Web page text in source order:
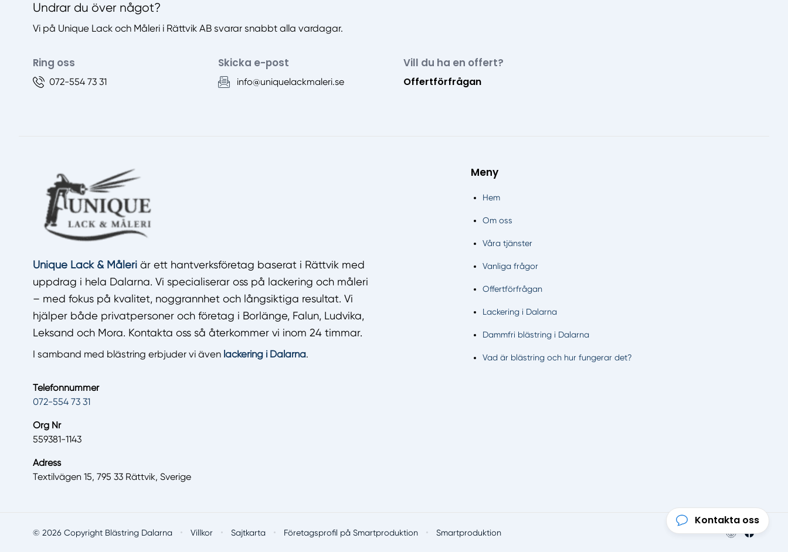
Undrar du över något?
Vi på Unique Lack och Måleri i Rättvik AB svarar snabbt alla vardagar.
Ring oss
072-554 73 31
Skicka e-post
info@uniquelackmaleri.se
Vill du ha en offert?
Offertförfrågan
Unique Lack & Måleri är ett hantverksföretag baserat i Rättvik med
uppdrag i hela Dalarna. Vi specialiserar oss på lackering och måleri
– med fokus på kvalitet, noggrannhet och långsiktiga resultat. Vi
hjälper både privatpersoner och företag i Borlänge, Falun, Ludvika,
Leksand och Mora. Kontakta oss så återkommer vi inom 24 timmar.
I samband med blästring erbjuder vi även lackering i Dalarna.
Telefonnummer
072-554 73 31
Org Nr
559381-1143
Adress
Textilvägen 15, 795 33 Rättvik, Sverige
Meny
Hem
Om oss
Våra tjänster
Vanliga frågor
Offertförfrågan
Lackering i Dalarna
Dammfri blästring i Dalarna
Vad är blästring och hur fungerar det?
© 2026 Copyright Blästring Dalarna · Villkor · Sajtkarta · Företagsprofil på Smartproduktion · Smartproduktion
Kontakta oss